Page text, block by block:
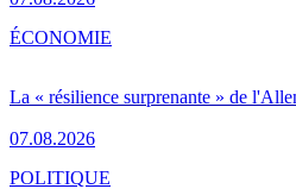
La « résilience surprenante » de
07.08.2026
ÉCONOMIE
POLITIQUE